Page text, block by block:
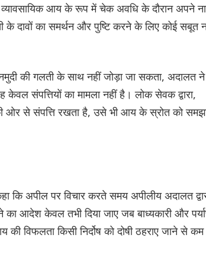
आय के रूप में चेक अवधि के दौरान अपने
के दावों का समर्थन और पुष्टि करने के लिए कोई सबूत
की गलती के साथ नहीं जोड़ा जा सकता, अदालत ने
संपत्तियों का मामला नहीं है। लोक सेवक द्वारा,
ओर से संपत्ति रखता है, उसे भी आय के स्रोत को
कि अपील पर विचार करते समय अपीलीय अदालत
आदेश केवल तभी दिया जाए जब बाध्यकारी और
विफलता किसी निर्दोष को दोषी ठहराए जाने से कम